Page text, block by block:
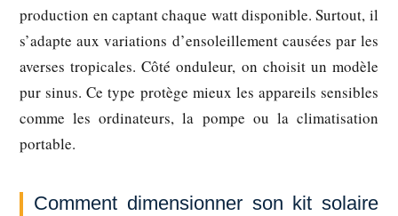
production en captant chaque watt disponible. Surtout, il
s’adapte aux variations d’ensoleillement causées par les
averses tropicales. Côté onduleur, on choisit un modèle
pur sinus. Ce type protège mieux les appareils sensibles
comme les ordinateurs, la pompe ou la climatisation
portable.
Comment dimensionner son kit solaire